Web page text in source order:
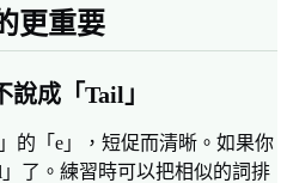
更重要
成「Tail」
的「e」，短促而清晰。如果你
了。練習時可以把相似的詞排